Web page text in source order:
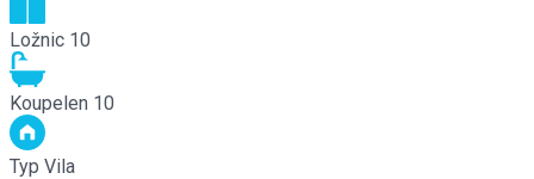
Ložnic 10
Koupelen 10
Typ Vila